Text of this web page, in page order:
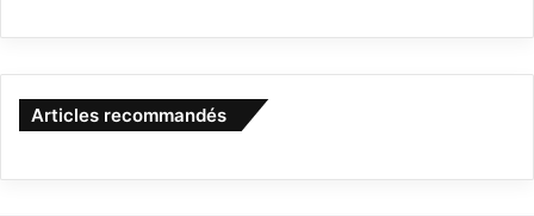
Articles recommandés